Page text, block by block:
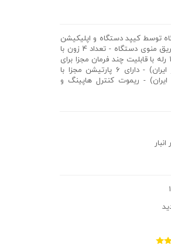
توسط کیپد دستگاه و اپلیکیشن
- قابلیت تست سخت افزار از طریق منوی دستگاه - تعداد 4 زون با
سیم و 2 زون بی سیم - تعداد 1 رله با قابلیت چند فرمان مجزا برای
هر پارتیشن (برای اولین بار در ایران) - دارای 6 پارتیشن مجزا با
ایران) - ریموت کنترل هاپینگ و